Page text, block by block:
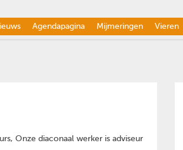
Agendapagina Mijmeringen Vieren
Onze diaconaal werker is adviseur